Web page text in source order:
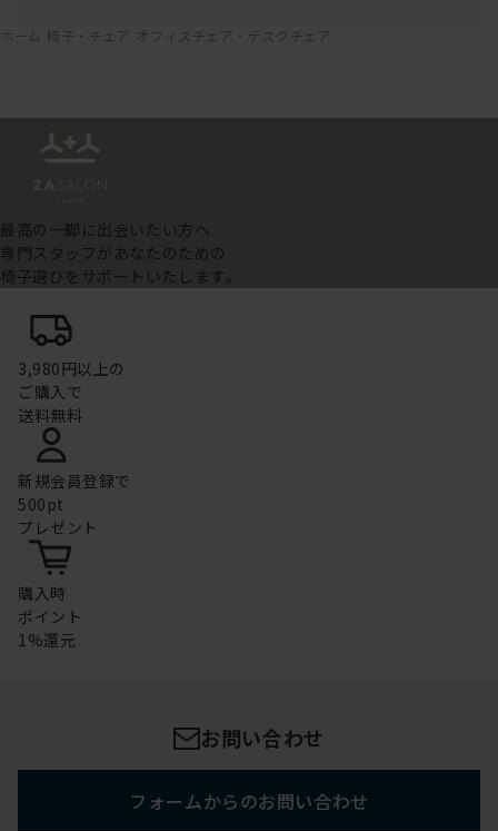
ホーム 椅子・チェア オフィスチェア・デスクチェア
最高の一脚に出会いたい方へ
専門スタッフがあなたのための
椅子選びをサポートいたします。
3,980円以上の
ご購入で
送料無料
新規会員登録で
500pt
プレゼント
購入時
ポイント
1%還元
お問い合わせ
フォームからのお問い合わせ